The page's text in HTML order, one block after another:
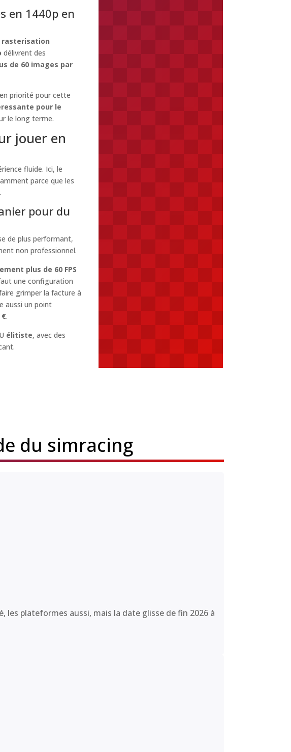
en 1440p en
rasterisation
délivrent des
de 60 images par
priorité pour cette
pour le
le long terme.
jouer en
fluide. Ici, le
parce que les
pour du
de plus performant,
non professionnel.
plus de 60 FPS
une configuration
grimper la facture à
aussi un point
€.
élitiste, avec des
du simracing
les plateformes aussi, mais la date glisse de fin 2026 à